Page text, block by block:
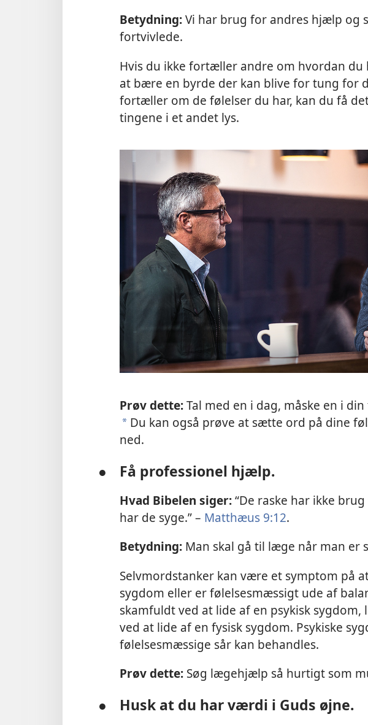
Betydning:Vi har brug for andres hjælp og
fortvivlede.
Hvis du ikke fortæller andre om hvordan
at bære en byrde der kan blive for tung for
fortæller om de følelser du har, kan du få
tingene i et andet lys.
Prøv dette:Tal med en i dag, måske en i
aDu kan også prøve at sætte ord på dine
ned.
● Få professionel hjælp.
Hvad Bibelen siger:“De raske har ikke
har de syge.” – Matthæus 9:12.
Betydning:Man skal gå til læge når man er
Selvmordstanker kan være et symptom på
sygdom eller er følelsesmæssigt ude af
skamfuldt ved at lide af en psykisk sygdom,
ved at lide af en fysisk sygdom. Psykiske
følelsesmæssige sår kan behandles.
Prøv dette:Søg lægehjælp så hurtigt som
● Husk at du har værdi i Guds øjne.